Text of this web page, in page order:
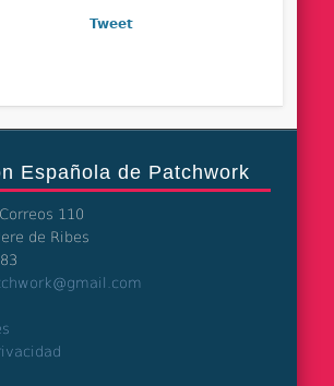
Tweet
Española de Patchwork
110
de Ribes